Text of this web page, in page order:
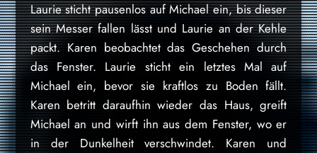
Laurie sticht pausenlos auf Michael ein, bis dieser
sein Messer fallen lässt und Laurie an der Kehle
packt. Karen beobachtet das Geschehen durch
das Fenster. Laurie sticht ein letztes Mal auf
Michael ein, bevor sie kraftlos zu Boden fällt.
Karen betritt daraufhin wieder das Haus, greift
Michael an und wirft ihn aus dem Fenster, wo er
in der Dunkelheit verschwindet. Karen und